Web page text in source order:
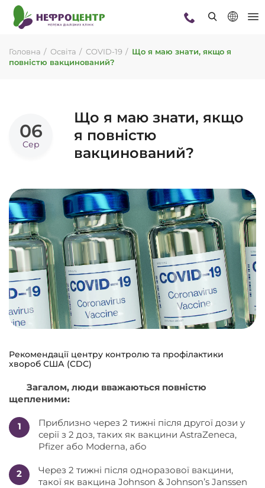
Головна Освіта COVID-19
Що я маю знати, якщо я
повністю вакцинований?
06
Сер
Що я маю знати, якщо
я повністю
вакцинований?
Рекомендації центру контролю та профілактики
хвороб США (CDC)
Загалом, люди вважаються повністю
щепленими:
Приблизно через 2 тижні після другої дози у
серії з 2 доз, таких як вакцини AstraZeneca,
Pfizer або Moderna, або
Через 2 тижні після одноразової вакцини,
такої як вакцина Johnson & Johnson’s Janssen